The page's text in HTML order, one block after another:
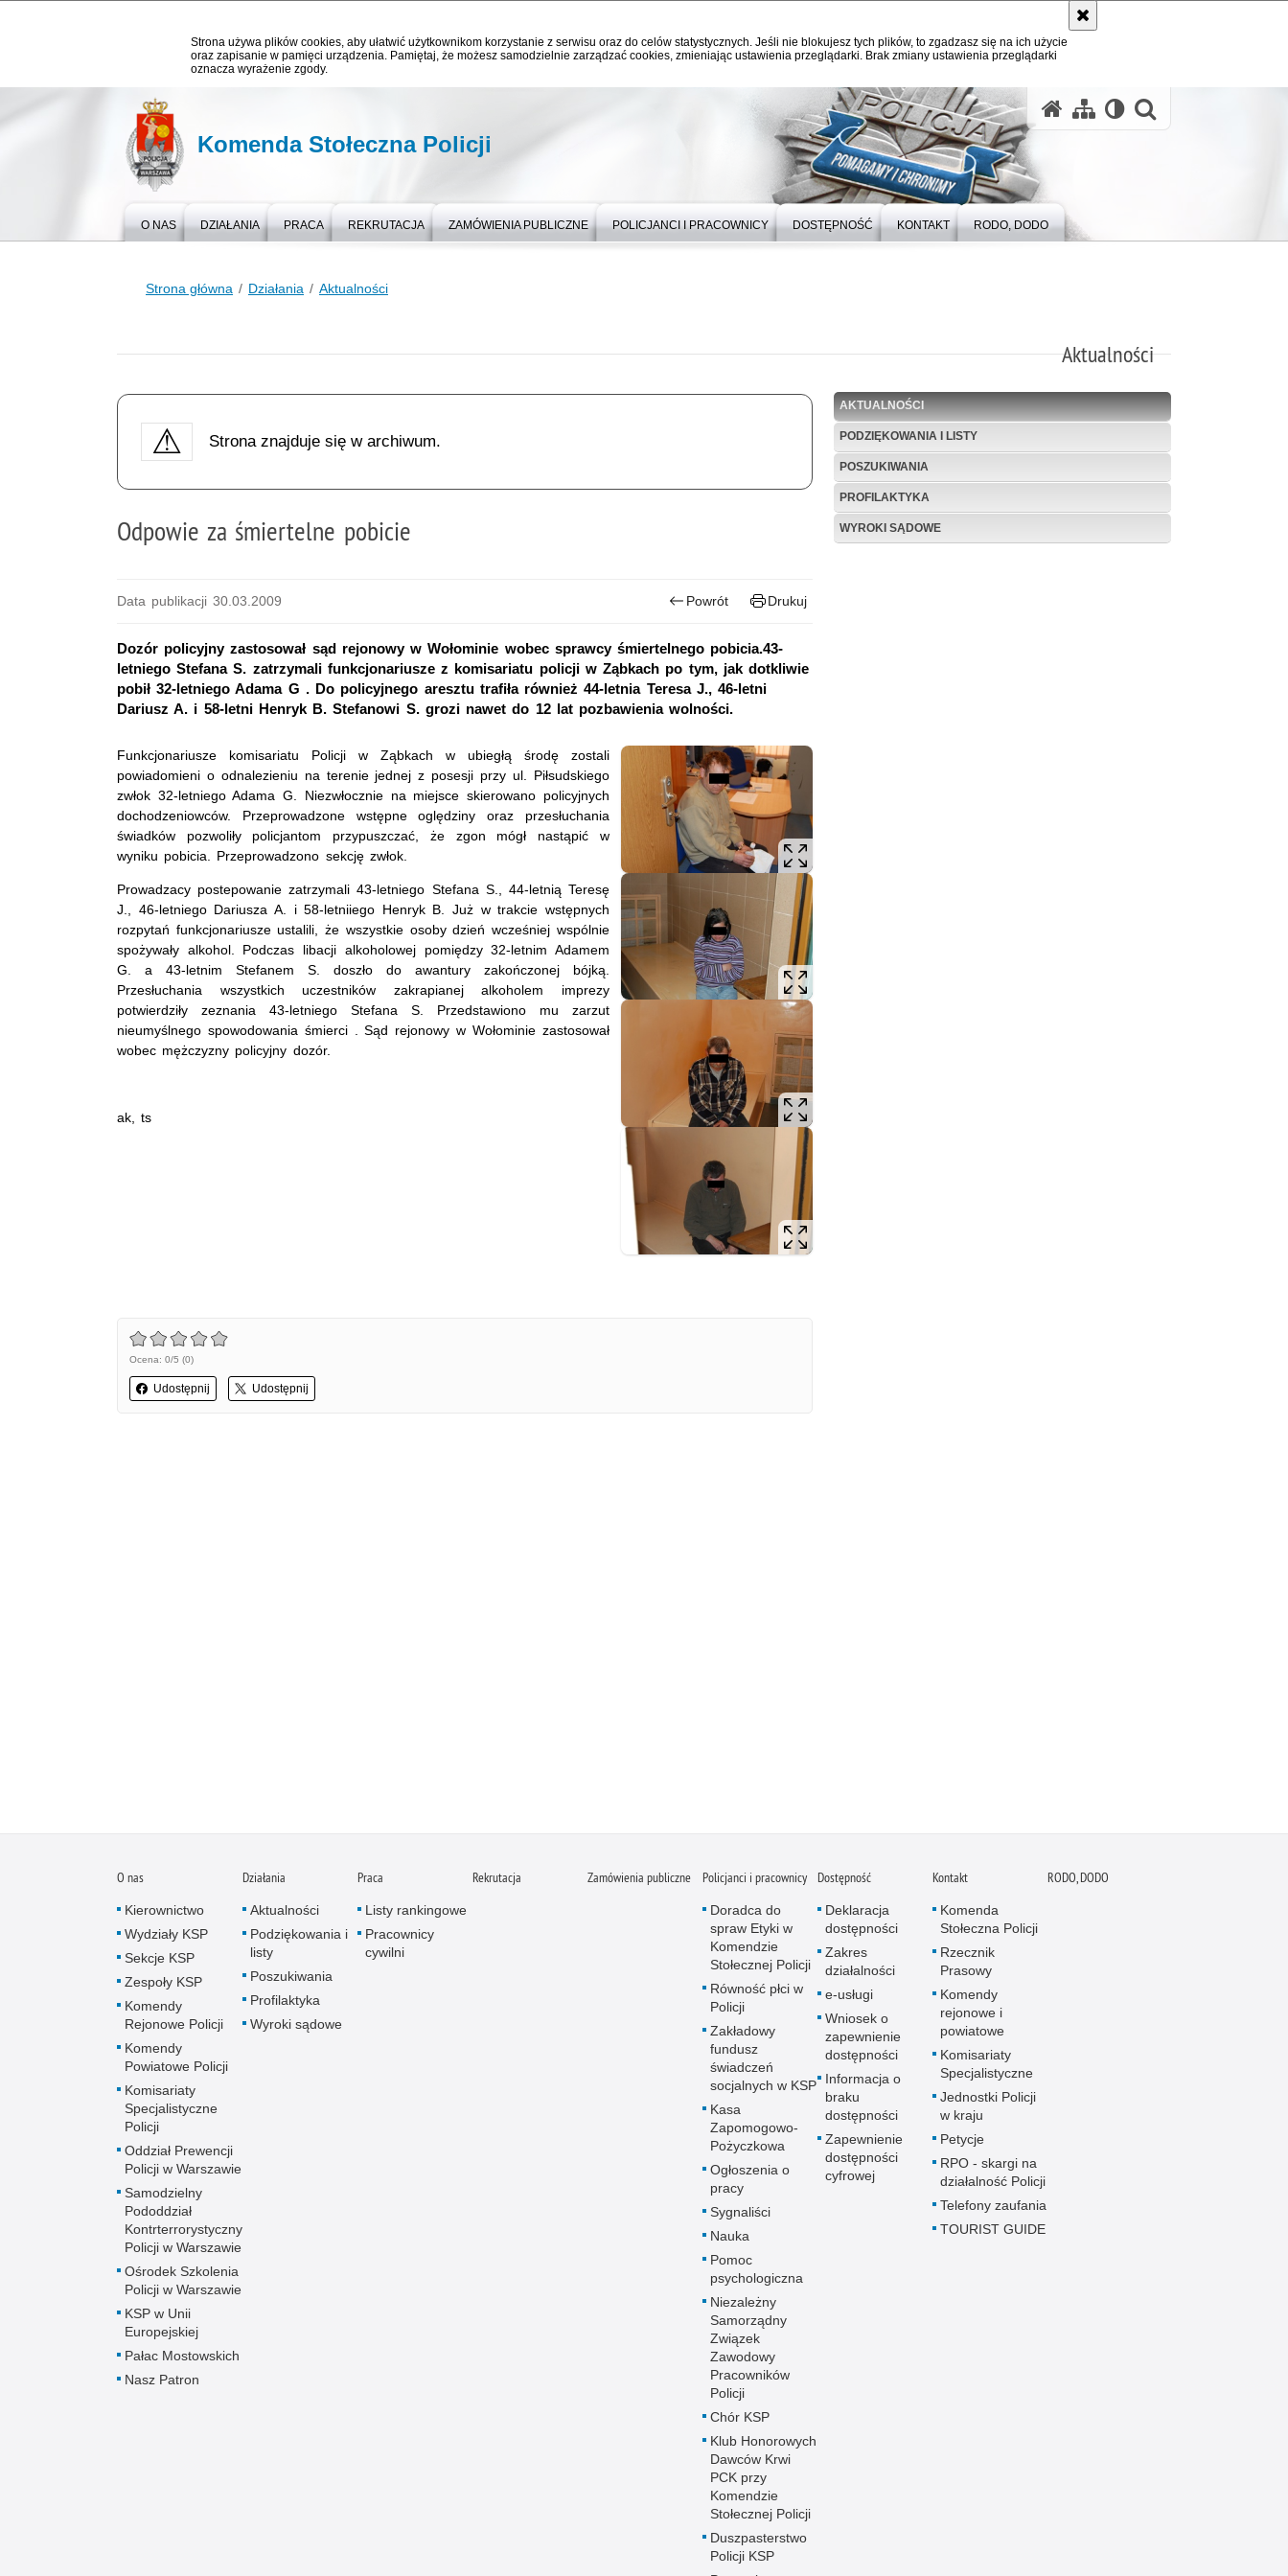
Strona używa plików cookies, aby ułatwić użytkownikom korzystanie z serwisu oraz do celów statystycznych. Jeśli nie blokujesz tych plików, to zgadzasz się na ich użycie
oraz zapisanie w pamięci urządzenia. Pamiętaj, że możesz samodzielnie zarządzać cookies, zmieniając ustawienia przeglądarki. Brak zmiany ustawienia przeglądarki
oznacza wyrażenie zgody.
Komenda Stołeczna Policji
O NAS DZIAŁANIA PRACA REKRUTACJA ZAMÓWIENIA PUBLICZNE POLICJANCI I PRACOWNICY DOSTĘPNOŚĆ KONTAKT RODO, DODO
Strona główna Działania Aktualności
Aktualności
Strona znajduje się w archiwum.
Odpowie za śmiertelne pobicie
Data publikacji 30.03.2009 Powrót Drukuj
Dozór policyjny zastosował sąd rejonowy w Wołominie wobec sprawcy śmiertelnego pobicia.43-
letniego Stefana S. zatrzymali funkcjonariusze z komisariatu policji w Ząbkach po tym, jak dotkliwie
pobił 32-letniego Adama G . Do policyjnego aresztu trafiła również 44-letnia Teresa J., 46-letni
Dariusz A. i 58-letni Henryk B. Stefanowi S. grozi nawet do 12 lat pozbawienia wolności.
Funkcjonariusze komisariatu Policji w Ząbkach w ubiegłą środę zostali
powiadomieni o odnalezieniu na terenie jednej z posesji przy ul. Piłsudskiego
zwłok 32-letniego Adama G. Niezwłocznie na miejsce skierowano policyjnych
dochodzeniowców. Przeprowadzone wstępne oględziny oraz przesłuchania
świadków pozwoliły policjantom przypuszczać, że zgon mógł nastąpić w
wyniku pobicia. Przeprowadzono sekcję zwłok.
Prowadzacy postepowanie zatrzymali 43-letniego Stefana S., 44-letnią Teresę
J., 46-letniego Dariusza A. i 58-letniiego Henryk B. Już w trakcie wstępnych
rozpytań funkcjonariusze ustalili, że wszystkie osoby dzień wcześniej wspólnie
spożywały alkohol. Podczas libacji alkoholowej pomiędzy 32-letnim Adamem
G. a 43-letnim Stefanem S. doszło do awantury zakończonej bójką.
Przesłuchania wszystkich uczestników zakrapianej alkoholem imprezy
potwierdziły zeznania 43-letniego Stefana S. Przedstawiono mu zarzut
nieumyślnego spowodowania śmierci . Sąd rejonowy w Wołominie zastosował
wobec mężczyzny policyjny dozór.
ak, ts
Ocena: 0/5 (0)
Udostępnij Udostępnij
AKTUALNOŚCI
PODZIĘKOWANIA I LISTY
POSZUKIWANIA
PROFILAKTYKA
WYROKI SĄDOWE
O nas
Kierownictwo
Wydziały KSP
Sekcje KSP
Zespoły KSP
Komendy
Rejonowe Policji
Komendy
Powiatowe Policji
Komisariaty
Specjalistyczne
Policji
Oddział Prewencji
Policji w Warszawie
Samodzielny
Pododdział
Kontrterrorystyczny
Policji w Warszawie
Ośrodek Szkolenia
Policji w Warszawie
KSP w Unii
Europejskiej
Pałac Mostowskich
Nasz Patron
Działania
Aktualności
Podziękowania i
listy
Poszukiwania
Profilaktyka
Wyroki sądowe
Praca
Listy rankingowe
Pracownicy
cywilni
Rekrutacja Zamówienia publiczne Policjanci i pracownicy
Doradca do
spraw Etyki w
Komendzie
Stołecznej Policji
Równość płci w
Policji
Zakładowy
fundusz
świadczeń
socjalnych w KSP
Kasa
Zapomogowo-
Pożyczkowa
Ogłoszenia o
pracy
Sygnaliści
Nauka
Pomoc
psychologiczna
Niezależny
Samorządny
Związek
Zawodowy
Pracowników
Policji
Chór KSP
Klub Honorowych
Dawców Krwi
PCK przy
Komendzie
Stołecznej Policji
Duszpasterstwo
Policji KSP
Dostępność
Deklaracja
dostępności
Zakres
działalności
e-usługi
Wniosek o
zapewnienie
dostępności
Informacja o
braku
dostępności
Zapewnienie
dostępności
cyfrowej
Kontakt
Komenda
Stołeczna Policji
Rzecznik
Prasowy
Komendy
rejonowe i
powiatowe
Komisariaty
Specjalistyczne
Jednostki Policji
w kraju
Petycje
RPO - skargi na
działalność Policji
Telefony zaufania
TOURIST GUIDE
RODO, DODO